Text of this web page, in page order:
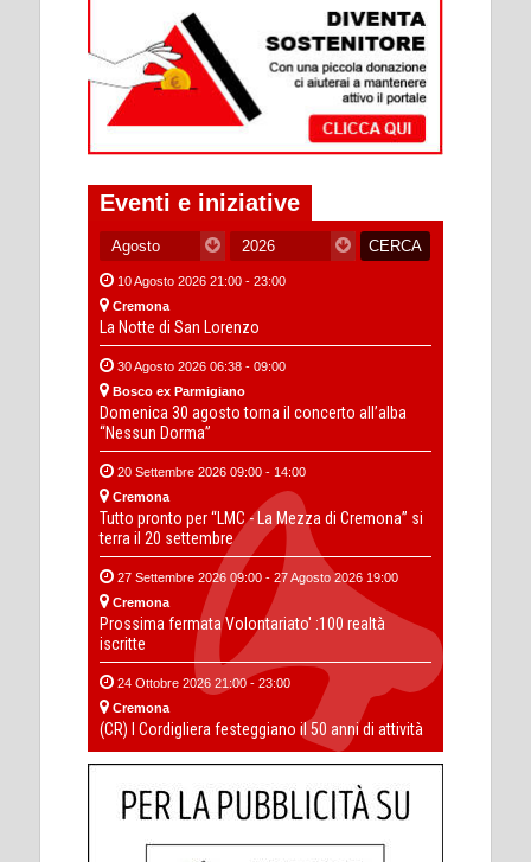
Eventi e iniziative
10 Agosto 2026 21:00 - 23:00
Cremona
La Notte di San Lorenzo
30 Agosto 2026 06:38 - 09:00
Bosco ex Parmigiano
Domenica 30 agosto torna il concerto all’alba
“Nessun Dorma”
20 Settembre 2026 09:00 - 14:00
Cremona
Tutto pronto per “LMC - La Mezza di Cremona” si
terra il 20 settembre
27 Settembre 2026 09:00 - 27 Agosto 2026 19:00
Cremona
Prossima fermata Volontariato' :100 realtà
iscritte
24 Ottobre 2026 21:00 - 23:00
Cremona
(CR) I Cordigliera festeggiano il 50 anni di attività